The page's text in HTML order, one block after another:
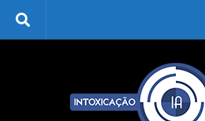
Skip to content